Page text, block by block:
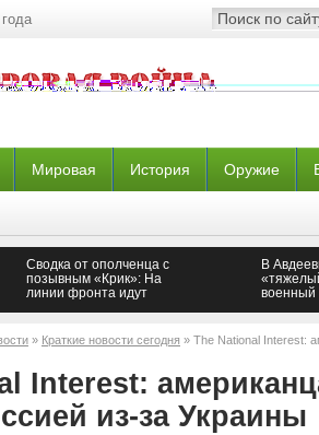
Мировая История Оружие
Сводка от ополченца с
позывным «Крик»: На
линии фронта идут
В
» Краткие новости сегодня » The National Interest:
Interest:
из-за Украины